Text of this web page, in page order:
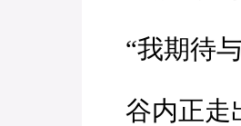
“我期待
谷内正走